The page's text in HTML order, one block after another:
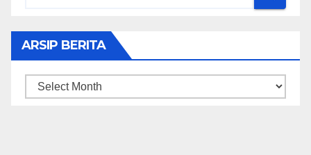
ARSIP BERITA
ARSIP